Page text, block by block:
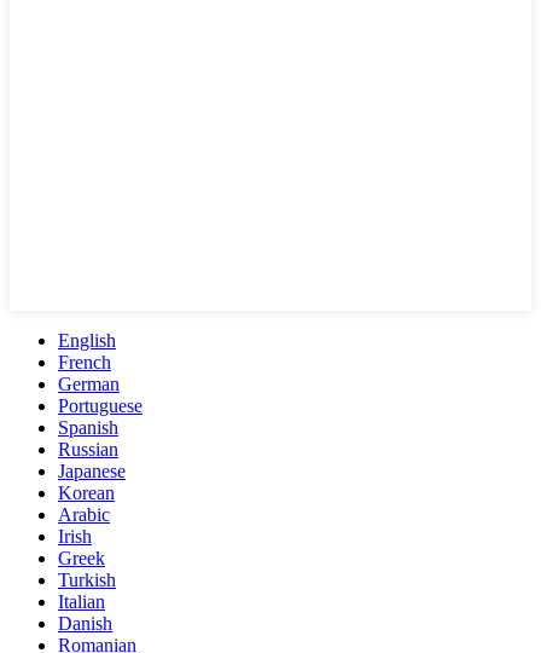
English
French
German
Portuguese
Spanish
Russian
Japanese
Korean
Arabic
Irish
Greek
Turkish
Italian
Danish
Romanian